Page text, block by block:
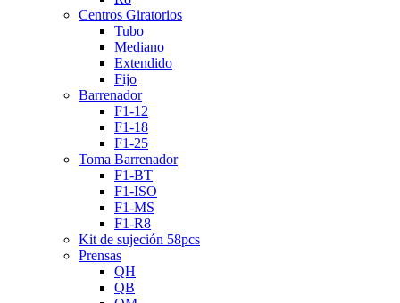
Centros Giratorios
Tubo
Mediano
Extendido
Fijo
Barrenador
F1-12
F1-18
F1-25
Toma Barrenador
F1-BT
F1-ISO
F1-MS
F1-R8
Kit de sujeción 58pcs
Prensas
QH
QB